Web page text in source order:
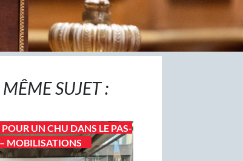
MÊME SUJET :
POUR UN CHU DANS LE PAS-
MOBILISATIONS